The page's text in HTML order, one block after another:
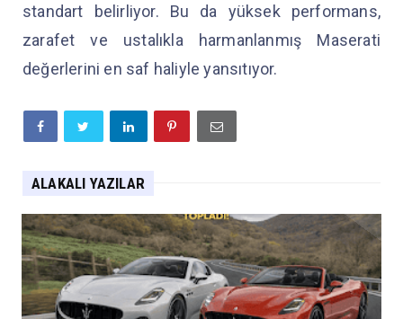
standart belirliyor. Bu da yüksek performans,
zarafet ve ustalıkla harmanlanmış Maserati
değerlerini en saf haliyle yansıtıyor.
ALAKALI YAZILAR